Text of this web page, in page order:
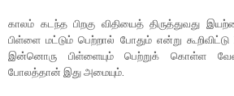
காலம் கடந்த பிறகு விதியைத் திருத்துவது
பிள்ளை மட்டும் பெற்றால் போதும் என்று
இன்னொரு பிள்ளையும் பெற்றுக் கொள்ள
போலத்தான் இது அமையும்.